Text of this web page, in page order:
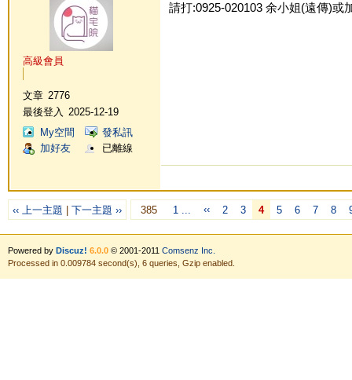
高級會員
文章 2776
最後登入
2025-12-19
My空間
發私訊
加好友
已離線
請打:0925-020103 余小姐(遠傳)或
‹‹ 上一主題 下一主題 ›› 385 1 ... ‹‹ 2 3 4 5 6 7 8
Powered by Discuz! 6.0.0© 2001-2011 Comsenz Inc.
Processed in 0.009784 second(s), 6 queries, Gzip enabled.